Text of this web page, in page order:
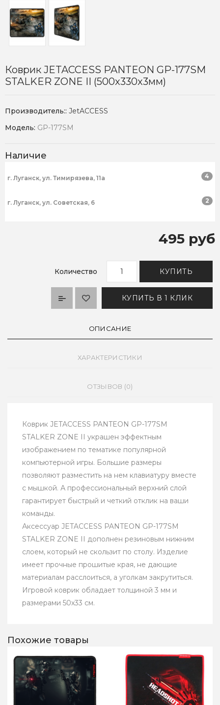
Коврик JETACCESS PANTEON GP-177SM
STALKER ZONE II (500x330x3мм)
Производитель:: JetACCESS
Модель: GP-177SM
Наличие
г. Луганск, ул. Тимирязева, 11а 4
г. Луганск, ул. Советская, 6 2
495 руб
Количество КУПИТЬ
КУПИТЬ В 1 КЛИК
ОПИСАНИЕ
ХАРАКТЕРИСТИКИ
ОТЗЫВОВ (0)
Коврик JETACCESS PANTEON GP-177SM
STALKER ZONE II украшен эффектным
изображением по тематике популярной
компьютерной игры. Большие размеры
позволяют разместить на нем клавиатуру вместе
с мышкой. А профессиональный верхний слой
гарантирует быстрый и четкий отклик на ваши
команды.
Аксессуар JETACCESS PANTEON GP-177SM
STALKER ZONE II дополнен резиновым нижним
слоем, который не скользит по столу. Изделие
имеет прочные прошитые края, не дающие
материалам расслоиться, а уголкам закрутиться.
Игровой коврик обладает толщиной 3 мм и
размерами 50x33 см.
Похожие товары